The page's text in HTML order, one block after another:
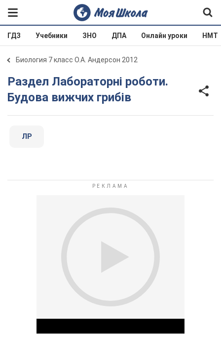
ГДЗ Учебники ЗНО ДПА Онлайн уроки НМТ
Биология 7 класс О.А. Андерсон 2012
Раздел Лабораторні роботи.
Будова вижчих грибів
ЛР